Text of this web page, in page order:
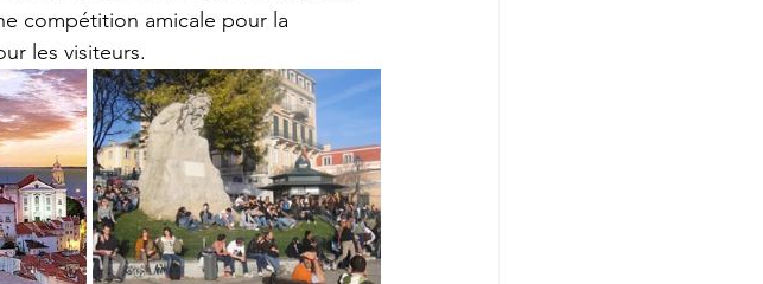
compétition amicale pour la
les visiteurs.